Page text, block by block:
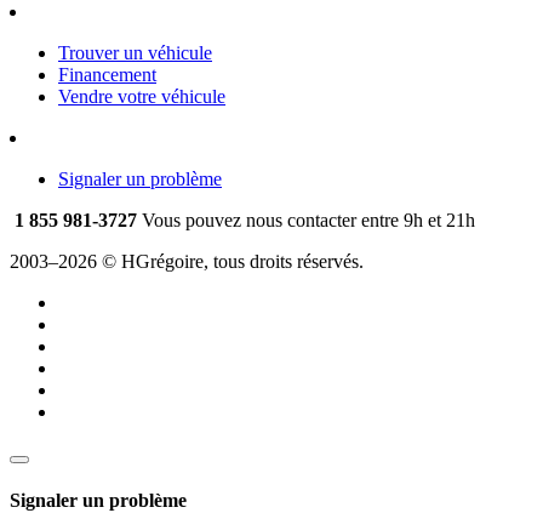
Trouver un véhicule
Financement
Vendre votre véhicule
Signaler un problème
1 855 981-3727 Vous pouvez nous contacter entre 9h et 21h
2003–2026 © HGrégoire, tous droits réservés.
Signaler un problème